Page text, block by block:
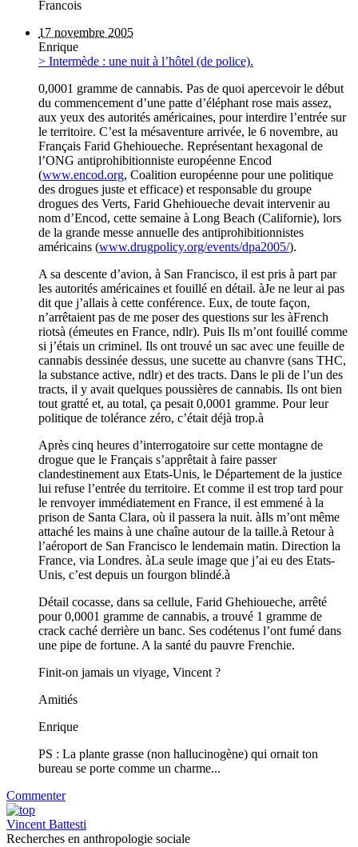
Francois
17 novembre 2005
Enrique
> Intermède : une nuit à l’hôtel (de police).
0,0001 gramme de cannabis. Pas de quoi apercevoir le début
du commencement d’une patte d’éléphant rose mais assez,
aux yeux des autorités américaines, pour interdire l’entrée sur
le territoire. C’est la mésaventure arrivée, le 6 novembre, au
Français Farid Ghehioueche. Représentant hexagonal de
l’ONG antiprohibitionniste européenne Encod
(www.encod.org, Coalition européenne pour une politique
des drogues juste et efficace) et responsable du groupe
drogues des Verts, Farid Ghehioueche devait intervenir au
nom d’Encod, cette semaine à Long Beach (Californie), lors
de la grande messe annuelle des antiprohibitionnistes
américains (www.drugpolicy.org/events/dpa2005/).
A sa descente d’avion, à San Francisco, il est pris à part par
les autorités américaines et fouillé en détail. àJe ne leur ai pas
dit que j’allais à cette conférence. Eux, de toute façon,
n’arrêtaient pas de me poser des questions sur les àFrench
riotsà (émeutes en France, ndlr). Puis Ils m’ont fouillé comme
si j’étais un criminel. Ils ont trouvé un sac avec une feuille de
cannabis dessinée dessus, une sucette au chanvre (sans THC,
la substance active, ndlr) et des tracts. Dans le pli de l’un des
tracts, il y avait quelques poussières de cannabis. Ils ont bien
tout gratté et, au total, ça pesait 0,0001 gramme. Pour leur
politique de tolérance zéro, c’était déjà trop.à
Après cinq heures d’interrogatoire sur cette montagne de
drogue que le Français s’apprêtait à faire passer
clandestinement aux Etats-Unis, le Département de la justice
lui refuse l’entrée du territoire. Et comme il est trop tard pour
le renvoyer immédiatement en France, il est emmené à la
prison de Santa Clara, où il passera la nuit. àIls m’ont même
attaché les mains à une chaîne autour de la taille.à Retour à
l’aéroport de San Francisco le lendemain matin. Direction la
France, via Londres. àLa seule image que j’ai eu des Etats-
Unis, c’est depuis un fourgon blindé.à
Détail cocasse, dans sa cellule, Farid Ghehioueche, arrêté
pour 0,0001 gramme de cannabis, a trouvé 1 gramme de
crack caché derrière un banc. Ses codétenus l’ont fumé dans
une pipe de fortune. A la santé du pauvre Frenchie.
Finit-on jamais un viyage, Vincent ?
Amitiés
Enrique
PS : La plante grasse (non hallucinogène) qui ornait ton
bureau se porte comme un charme...
Commenter
Vincent Battesti
Recherches en anthropologie sociale